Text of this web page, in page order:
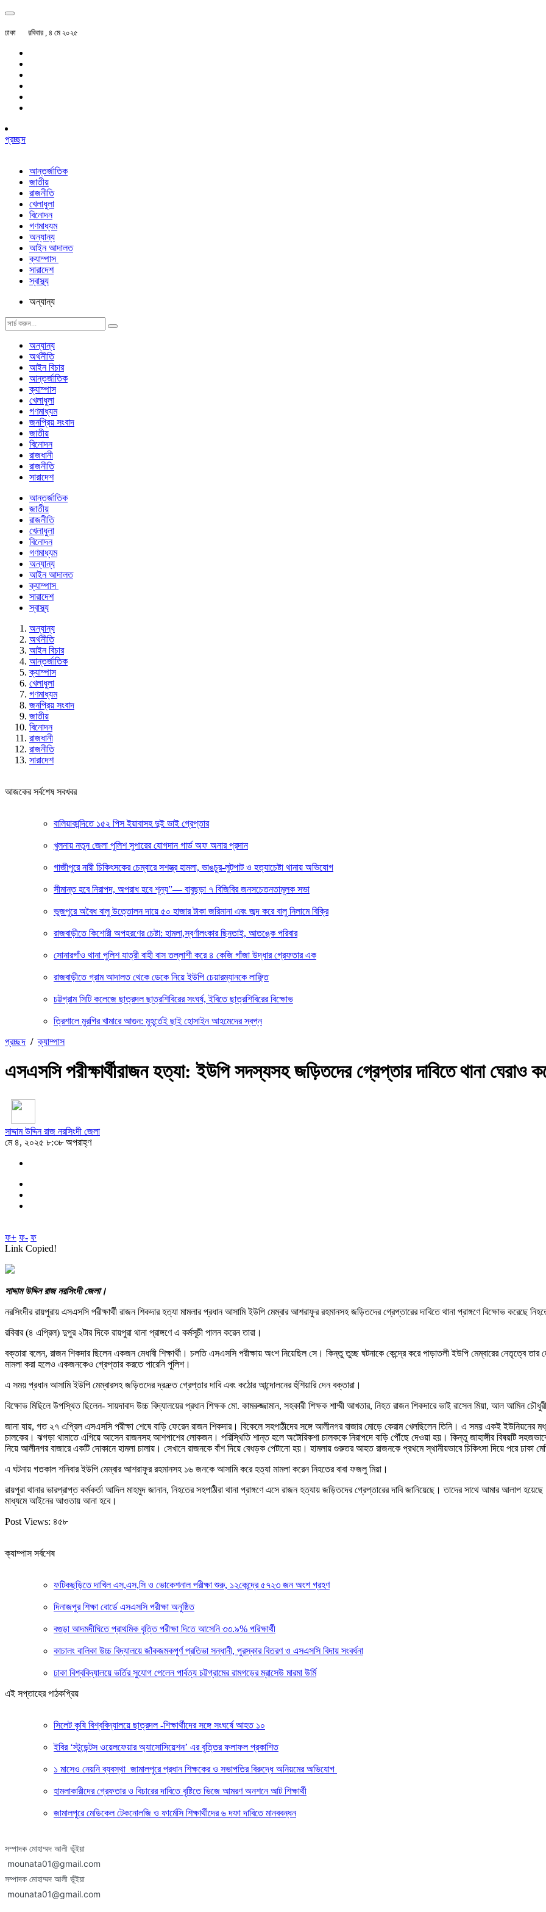
ঢাকা রবিবার , ৪ মে ২০২৫
প্রচ্ছদ
আন্তর্জাতিক
জাতীয়
রাজনীতি
খেলাধুলা
বিনোদন
গণমাধ্যম
অন্যান্য
আইন আদালত
ক্যাম্পাস
সারাদেশ
স্বাস্থ্য
অন্যান্য
অন্যান্য
অর্থনীতি
আইন বিচার
আন্তর্জাতিক
ক্যাম্পাস
খেলাধুলা
গণমাধ্যম
জনপ্রিয় সংবাদ
জাতীয়
বিনোদন
রাজধানী
রাজনীতি
সারাদেশ
আন্তর্জাতিক
জাতীয়
রাজনীতি
খেলাধুলা
বিনোদন
গণমাধ্যম
অন্যান্য
আইন আদালত
ক্যাম্পাস
সারাদেশ
স্বাস্থ্য
অন্যান্য
অর্থনীতি
আইন বিচার
আন্তর্জাতিক
ক্যাম্পাস
খেলাধুলা
গণমাধ্যম
জনপ্রিয় সংবাদ
জাতীয়
বিনোদন
রাজধানী
রাজনীতি
সারাদেশ
আজকের সর্বশেষ সবখবর
বালিয়াকান্দিতে ১৫২ পিস ইয়াবাসহ দুই ভাই গ্রেপ্তার
খুলনায় নতুন জেলা পুলিশ সুপারের যোগদান গার্ড অফ অনার প্রদান
গাজীপুরে নারী চিকিৎসকের চেম্বারে সশস্ত্র হামলা, ভাঙচুর-লুটপাট ও হত্যাচেষ্টা থানায় অভিযোগ
সীমান্ত হবে নিরাপদ, অপরাধ হবে শূন্য”— বাবুছড়া ৭ বিজিবির জনসচেতনতামূলক সভা
ভুজপুরে অবৈধ বালু উত্তোলন দায়ে ৫০ হাজার টাকা জরিমানা এবং জব্দ করে বালু নিলামে বিক্রি
রাজবাড়ীতে কিশোরী অপহরণের চেষ্টা: হামলা,স্বর্ণালংকার ছিনতাই, আতঙ্কে পরিবার
সোনারগাঁও থানা পুলিশ যাত্রী বাহী বাস তল্লাশী করে ৪ কেজি গাঁজা উদ্ধার গ্রেফতার এক
রাজবাড়ীতে গ্রাম আদালত থেকে ডেকে নিয়ে ইউপি চেয়ারম্যানকে লাঞ্ছিত
চট্টগ্রাম সিটি কলেজে ছাত্রদল ছাত্রশিবিরের সংঘর্ষ, ইবিতে ছাত্রশিবিরের বিক্ষোভ
ত্রিশালে মুরগির খামারে আগুন: মুহূর্তেই ছাই হোসাইন আহমেদের স্বপ্ন
প্রচ্ছদ /ক্যাম্পাস
এসএসসি পরীক্ষার্থীরাজন হত্যা: ইউপি সদস্যসহ জড়িতদের গ্রেপ্তার দাবিতে থানা ঘেরাও
সাদ্দাম উদ্দিন রাজ নরসিংদী জেলা
মে ৪, ২০২৫ ৮:৩৮ অপরাহ্ণ
ফ+ ফ- ফ
Link Copied!
সাদ্দাম উদ্দিন রাজ নরসিংদী জেলা।
নরসিংদীর রায়পুরায় এসএসসি পরীক্ষার্থী রাজন শিকদার হত্যা মামলার প্রধান আসামি ইউপি মেম্বার আশরাফুর রহমানসহ জড়িতদের গ্রেপ্তারের দাবিতে থানা প্রাঙ্গণে বিক্ষোভ করেছে
রবিবার (৪ এপ্রিল) দুপুর ২টার দিকে রায়পুরা থানা প্রাঙ্গণে এ কর্মসূচী পালন করেন তারা।
বক্তারা বলেন, রাজন শিকদার ছিলেন একজন মেধাবী শিক্ষার্থী। চলতি এসএসসি পরীক্ষায় অংশ নিয়েছিল সে। কিন্তু তুচ্ছ ঘটনাকে কেন্দ্রে করে পাড়াতলী ইউপি মেম্বারের নেতৃত্বে
মামলা করা হলেও একজনকেও গ্রেপ্তার করতে পারেনি পুলিশ।
এ সময় প্রধান আসামি ইউপি মেম্বারসহ জড়িতদের দ্রæত গ্রেপ্তার দাবি এবং কঠোর আন্দোলনের হুঁশিয়ারি দেন বক্তারা।
বিক্ষোভ মিছিলে উপস্থিত ছিলেন- সায়দাবাদ উচ্চ বিদ্যালয়ের প্রধান শিক্ষক মো. কামরুজ্জামান, সহকারী শিক্ষক শাম্মী আখতার, নিহত রাজন শিকদারে ভাই রাসেল মিয়া, আল আমিন
জানা যায়, গত ২৭ এপ্রিল এসএসসি পরীক্ষা শেষে বাড়ি ফেরেন রাজন শিকদার। বিকেলে সহপাঠীদের সঙ্গে আলীনগর বাজার মোড়ে কেরাম খেলছিলেন তিনি। এ সময় একই ইউনিয়নের
চালকের। ঝগড়া থামাতে এগিয়ে আসেন রাজনসহ আশপাশের লোকজন। পরিস্থিতি শান্ত হলে অটোরিকশা চালককে নিরাপদে বাড়ি পৌঁছে দেওয়া হয়। কিন্তু জাহাঙ্গীর বিষয়টি
নিয়ে আলীনগর বাজারে একটি দোকানে হামলা চালায়। সেখানে রাজনকে বাঁশ দিয়ে বেধড়ক পেটানো হয়। হামলায় গুরুতর আহত রাজনকে প্রথমে স্থানীয়ভাবে চিকিৎসা দিয়ে পরে
এ ঘটনায় গতকাল শনিবার ইউপি মেম্বার আশরাফুর রহমানসহ ১৬ জনকে আসামি করে হত্যা মামলা করেন নিহতের বাবা ফজলু মিয়া।
রায়পুরা থানার ভারপ্রাপ্ত কর্মকর্তা আদিল মাহমুদ জানান, নিহতের সহপাঠীরা থানা প্রাঙ্গণে এসে রাজন হত্যায় জড়িতদের গ্রেপ্তারের দাবি জানিয়েছে। তাদের সাথে আমার আলাপ
মাধ্যমে আইনের আওতায় আনা হবে।
Post Views: ৪৫৮
ক্যাম্পাস সর্বশেষ
ফটিকছড়িতে দাখিল এস,এস,সি ও ভোকেশনাল পরীক্ষা শুরু, ১২কেন্দ্রে ৫৭২৩ জন অংশ গ্রহণ
দিনাজপুর শিক্ষা বোর্ডে এসএসসি পরীক্ষা অনুষ্ঠিত
বগুড়া আদমদীঘিতে প্রাথমিক বৃত্তি পরীক্ষা দিতে আসেনি ৩৩.৯% পরিক্ষার্থী
কাচালং বালিকা উচ্চ বিদ্যালয়ে জাঁকজমকপূর্ণ প্রতিভা সন্ধানী, পুরস্কার বিতরণ ও এসএসসি বিদায় সংবর্ধনা
ঢাকা বিশ্ববিদ্যালয়ে ভর্তির সুযোগ পেলেন পার্বত্য চট্টগ্রামের রামগড়ের ম্রাসেউ মারমা উর্মি
এই সপ্তাহের পাঠকপ্রিয়
সিলেট কৃষি বিশ্ববিদ্যালয়ে ছাত্রদল -শিক্ষার্থীদের সঙ্গে সংঘর্ষে আহত ১০
ইবির ‘স্টুডেন্টস ওয়েলফেয়ার অ্যাসোসিয়েশন’ এর বৃত্তির ফলাফল প্রকাশিত
১ মাসেও নেয়নি ব্যবস্থা জামালপুরে প্রধান শিক্ষকের ও সভাপতির বিরুদ্ধে অনিয়মের অভিযোগ
হামলাকারীদের গ্রেফতার ও বিচারের দাবিতে বৃষ্টিতে ভিজে আমরণ অনশনে আট শিক্ষার্থী
জামালপুরে মেডিকেল টেকনোলজি ও ফার্মেসি শিক্ষার্থীদের ৬ দফা দাবিতে মানববন্ধন
সম্পাদক মোহাম্মদ আলী ভূঁইয়া
mounata01@gmail.com
সম্পাদক মোহাম্মদ আলী ভূঁইয়া
mounata01@gmail.com